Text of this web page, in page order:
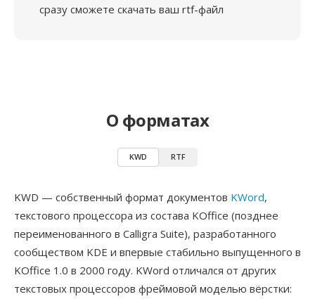
сразу сможете скачать ваш rtf-файл
О форматах
KWD RTF
KWD — собственный формат документов KWord,
текстового процессора из состава KOffice (позднее
переименованного в Calligra Suite), разработанного
сообществом KDE и впервые стабильно выпущенного в
KOffice 1.0 в 2000 году. KWord отличался от других
текстовых процессоров фреймовой моделью вёрстки: